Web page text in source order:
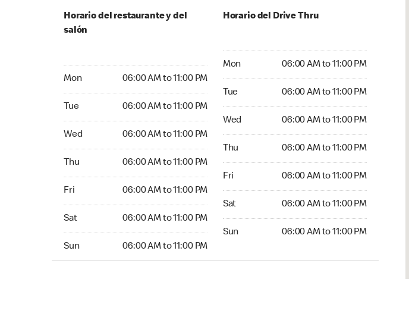
Horario del restaurante y del
salón
Mon 06:00 AM to 11:00 PM
Tue 06:00 AM to 11:00 PM
Wed 06:00 AM to 11:00 PM
Thu 06:00 AM to 11:00 PM
Fri 06:00 AM to 11:00 PM
Sat 06:00 AM to 11:00 PM
Sun 06:00 AM to 11:00 PM
Horario del Drive Thru
Mon 06:00 AM to 11:00 PM
Tue 06:00 AM to 11:00 PM
Wed 06:00 AM to 11:00 PM
Thu 06:00 AM to 11:00 PM
Fri 06:00 AM to 11:00 PM
Sat 06:00 AM to 11:00 PM
Sun 06:00 AM to 11:00 PM